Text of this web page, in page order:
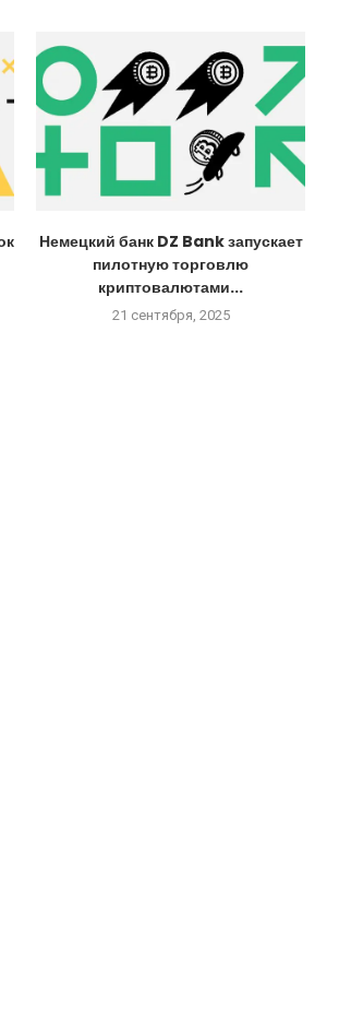
Немецкий банк DZ Bank запускает
пилотную торговлю
криптовалютами...
21 сентября, 2025